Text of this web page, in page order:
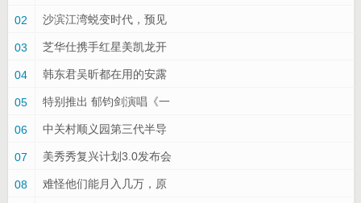
02 沙滨江湾蜕变时代，预见
03 芝华仕携手红星美凯龙开
04 韩东君吴昕都在用的安露
05 特别推出 郁钧剑演唱《一
06 中关村顺义园第三代半导
07 美秀秀复兴计划3.0发布会
08 难怪他们能月入几万，原